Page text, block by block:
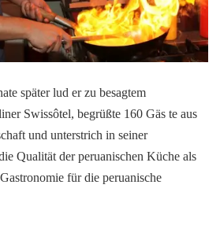
später lud er zu besagtem
Swissôtel, begrüßte 160 Gäs te aus
und unterstrich in seiner
Qualität der peruanischen Küche als
für die peruanische